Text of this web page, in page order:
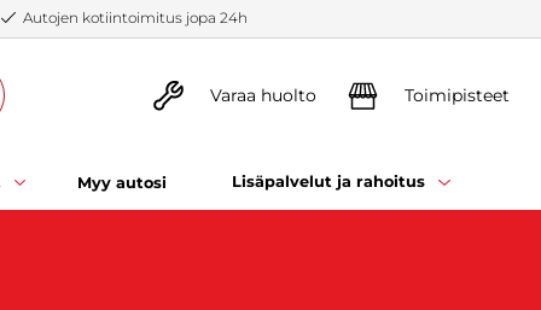
Autojen kotiintoimitus jopa 24h
Varaa huolto Toimipisteet
Myy autosi Lisäpalvelut ja rahoitus